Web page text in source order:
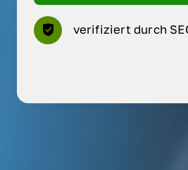
verifiziert durch